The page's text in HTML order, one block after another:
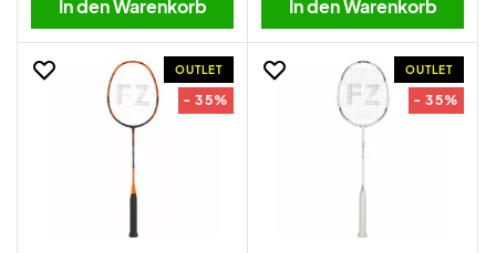
In den Warenkorb In den Warenkorb
OUTLET
- 35%
OUTLET
- 35%